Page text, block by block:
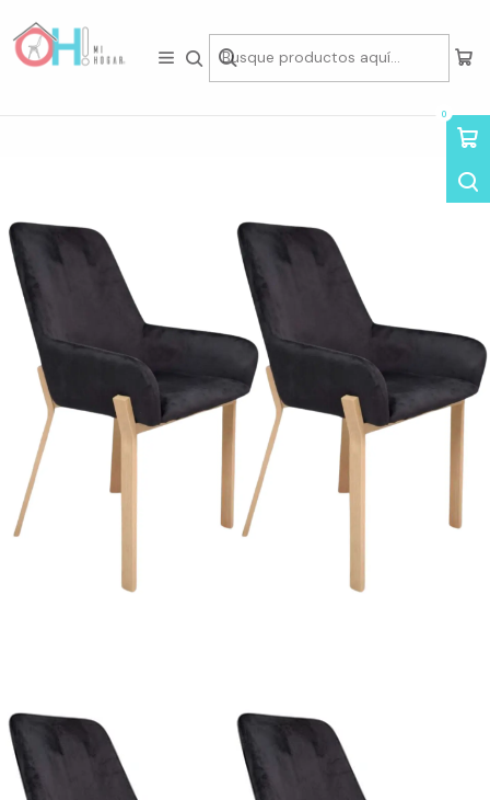
0
Inicio Asientos Sillas Sillas de Felpa
Pack de 2 Sitiales Porto Velvet Oak